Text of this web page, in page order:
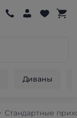
Диваны
Стандартные